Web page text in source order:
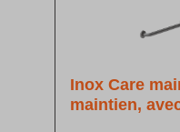
Inox Care
maintien,